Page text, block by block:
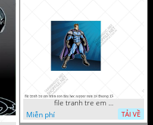
file tranh tre em mam non tieu hoc supper man toi thuong 15
Miễn phí
TẢI VỀ